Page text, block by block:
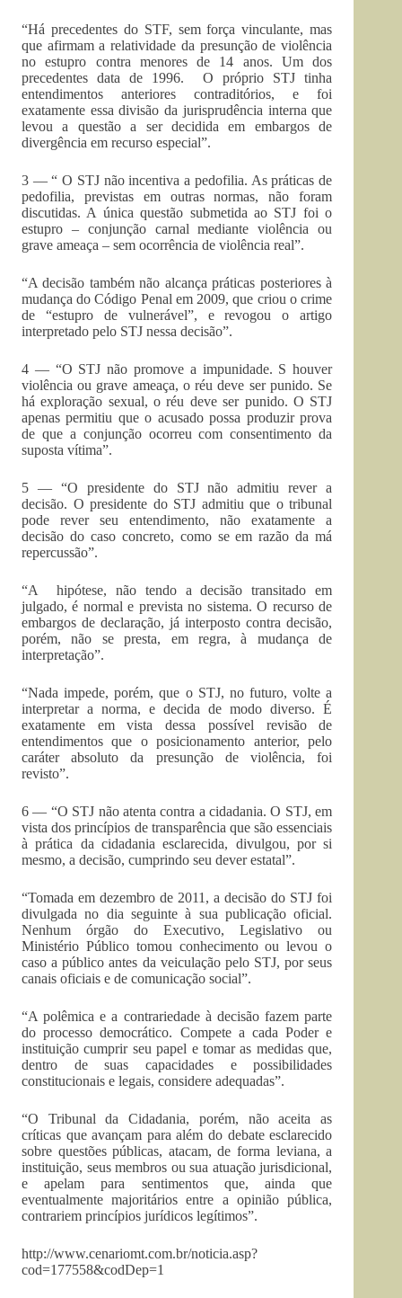
“Há precedentes do STF, sem força vinculante, mas
que afirmam a relatividade da presunção de violência
no estupro contra menores de 14 anos. Um dos
precedentes data de 1996. O próprio STJ tinha
entendimentos anteriores contraditórios, e foi
exatamente essa divisão da jurisprudência interna que
levou a questão a ser decidida em embargos de
divergência em recurso especial”.
3 — “ O STJ não incentiva a pedofilia. As práticas de
pedofilia, previstas em outras normas, não foram
discutidas. A única questão submetida ao STJ foi o
estupro – conjunção carnal mediante violência ou
grave ameaça – sem ocorrência de violência real”.
“A decisão também não alcança práticas posteriores à
mudança do Código Penal em 2009, que criou o crime
de “estupro de vulnerável”, e revogou o artigo
interpretado pelo STJ nessa decisão”.
4 — “O STJ não promove a impunidade. S houver
violência ou grave ameaça, o réu deve ser punido. Se
há exploração sexual, o réu deve ser punido. O STJ
apenas permitiu que o acusado possa produzir prova
de que a conjunção ocorreu com consentimento da
suposta vítima”.
5 — “O presidente do STJ não admitiu rever a
decisão. O presidente do STJ admitiu que o tribunal
pode rever seu entendimento, não exatamente a
decisão do caso concreto, como se em razão da má
repercussão”.
“A hipótese, não tendo a decisão transitado em
julgado, é normal e prevista no sistema. O recurso de
embargos de declaração, já interposto contra decisão,
porém, não se presta, em regra, à mudança de
interpretação”.
“Nada impede, porém, que o STJ, no futuro, volte a
interpretar a norma, e decida de modo diverso. É
exatamente em vista dessa possível revisão de
entendimentos que o posicionamento anterior, pelo
caráter absoluto da presunção de violência, foi
revisto”.
6 — “O STJ não atenta contra a cidadania. O STJ, em
vista dos princípios de transparência que são essenciais
à prática da cidadania esclarecida, divulgou, por si
mesmo, a decisão, cumprindo seu dever estatal”.
“Tomada em dezembro de 2011, a decisão do STJ foi
divulgada no dia seguinte à sua publicação oficial.
Nenhum órgão do Executivo, Legislativo ou
Ministério Público tomou conhecimento ou levou o
caso a público antes da veiculação pelo STJ, por seus
canais oficiais e de comunicação social”.
“A polêmica e a contrariedade à decisão fazem parte
do processo democrático. Compete a cada Poder e
instituição cumprir seu papel e tomar as medidas que,
dentro de suas capacidades e possibilidades
constitucionais e legais, considere adequadas”.
“O Tribunal da Cidadania, porém, não aceita as
críticas que avançam para além do debate esclarecido
sobre questões públicas, atacam, de forma leviana, a
instituição, seus membros ou sua atuação jurisdicional,
e apelam para sentimentos que, ainda que
eventualmente majoritários entre a opinião pública,
contrariem princípios jurídicos legítimos”.
http://www.cenariomt.com.br/noticia.asp?
cod=177558&codDep=1